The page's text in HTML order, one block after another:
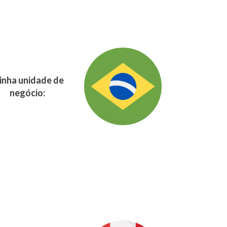
unidade de
negócio: